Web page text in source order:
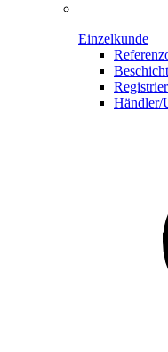
Einzelkunde
Händler/